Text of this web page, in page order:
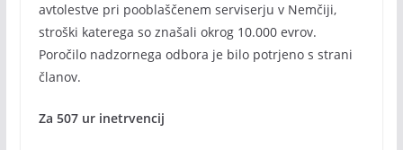
avtolestve pri pooblaščenem serviserju v Nemčiji,
stroški katerega so znašali okrog 10.000 evrov.
Poročilo nadzornega odbora je bilo potrjeno s strani
članov.
Za 507 ur inetrvencij